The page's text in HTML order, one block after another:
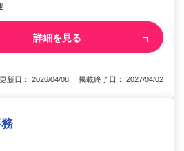
詳細を見る
更新日： 2026/04/08 掲載終了日： 2027/04/02